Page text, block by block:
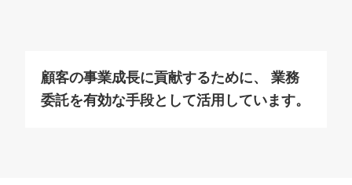
顧客の事業成長に貢献するために、
業務
委託を有効な手段として活用しています。